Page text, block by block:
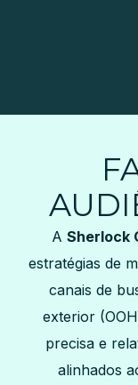
A Sherlock
estratégias de
canais de
exterior
precisa e
alinhados